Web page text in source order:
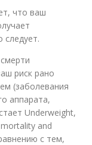
что ваш
следует.
риск рано
(заболевания
аппарата,
Underweight,
and
с тем,